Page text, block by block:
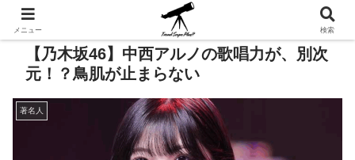
【乃木坂46】中西アルノの歌唱力が、別次
元！？鳥肌が止まらない
著名人
メニュー 検索